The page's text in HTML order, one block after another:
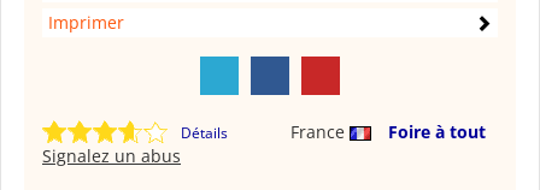
Imprimer
Détails France
Foire à tout
Signalez un abus